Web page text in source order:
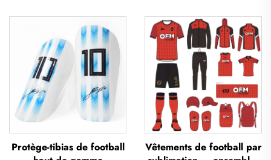
Protège-tibias de football
Vêtements de football par